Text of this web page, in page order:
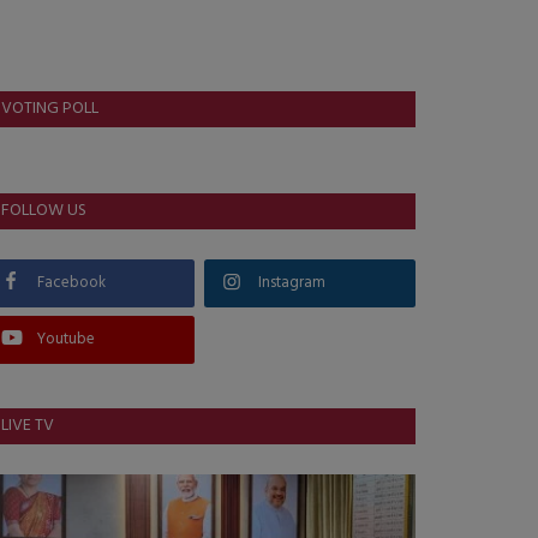
VOTING POLL
FOLLOW US
Facebook Instagram
Youtube
LIVE TV